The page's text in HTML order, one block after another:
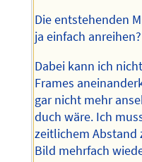
Die entstehenden
ja einfach anreihen?
Dabei kann ich
Frames
gar nicht mehr
duch wäre. Ich
zeitlichem Abstand
Bild mehrfach